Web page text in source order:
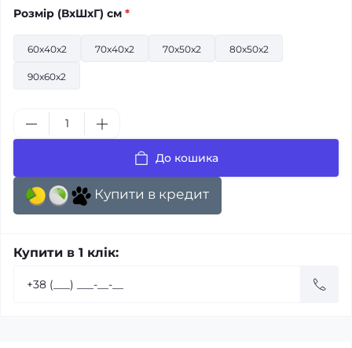
Розмiр (ВхШхГ) см *
60x40x2 70x40x2 70x50x2 80x50x2
90x60x2
До кошика
Купити в кредит
Купити в 1 клік: